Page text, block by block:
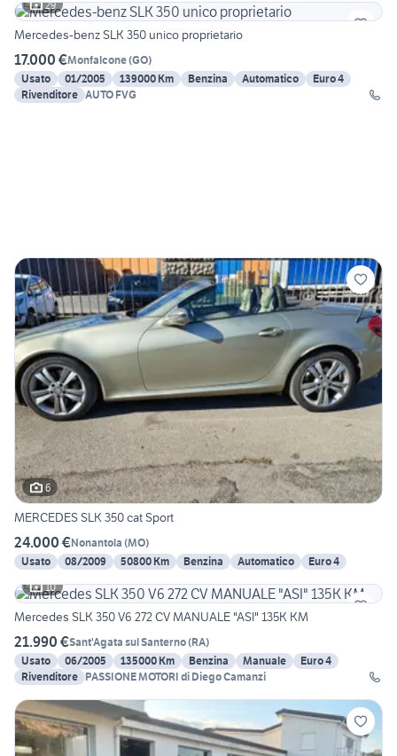
29
Mercedes-benz SLK 350 unico proprietario
17.000 €Monfalcone(GO)
Usato
01/2005 139000 Km Benzina Automatico
Euro 4
Rivenditore AUTO FVG
6
MERCEDES SLK 350 cat Sport
24.000 €Nonantola (MO)
Usato
08/2009 50800 Km Benzina Automatico
Euro 4
10
Mercedes SLK 350 V6 272 CV MANUALE "ASI" 135K KM
21.990 €Sant'Agata sul Santerno(RA)
Usato
06/2005 135000 Km Benzina Manuale
Euro 4
Rivenditore PASSIONE MOTORI di Diego Camanzi